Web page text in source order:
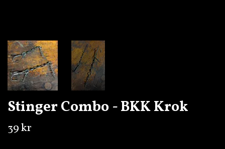
Stinger Combo - BKK Krok
39 kr